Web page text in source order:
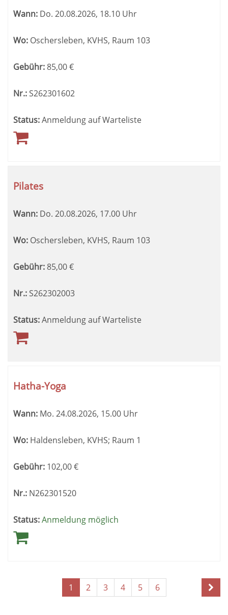
Wann: Do. 20.08.2026, 18.10 Uhr
Wo: Oschersleben, KVHS, Raum 103
Gebühr:85,00€
Nr.:S262301602
Status:Anmeldung auf Warteliste
Pilates
Wann: Do. 20.08.2026, 17.00 Uhr
Wo: Oschersleben, KVHS, Raum 103
Gebühr: 85,00€
Nr.: S262302003
Status:Anmeldung auf Warteliste
Hatha-Yoga
Wann: Mo. 24.08.2026, 15.00 Uhr
Wo: Haldensleben, KVHS; Raum 1
Gebühr: 102,00€
Nr.: N262301520
Status:Anmeldung möglich
Seiten
blättern
1 2 3 4 5 6